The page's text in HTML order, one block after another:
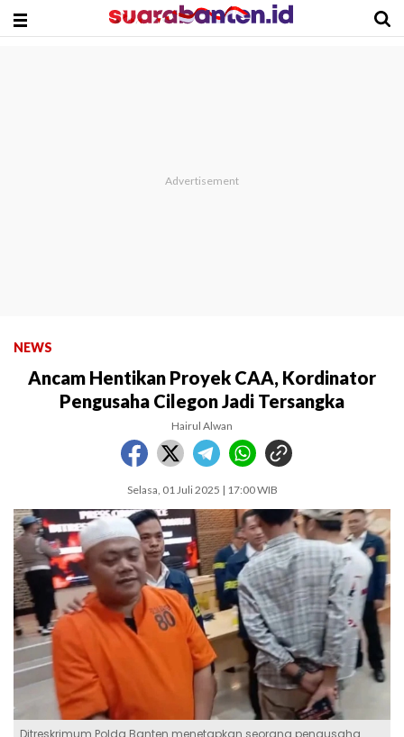
NEWS
Ancam Hentikan Proyek CAA, Kordinator
Pengusaha Cilegon Jadi Tersangka
Hairul Alwan
Selasa, 01 Juli 2025 | 17:00 WIB